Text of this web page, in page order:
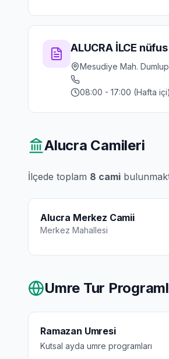
ALUCRA İLCE
Mesudiye Mah.
08:00 - 17:00 (Hafta içi)
Alucra Camileri
İlçede toplam 8 cami
Alucra Merkez Camii
Merkez Mahallesi
Umre Tur
Ramazan Umresi
Kutsal ayda umre programları